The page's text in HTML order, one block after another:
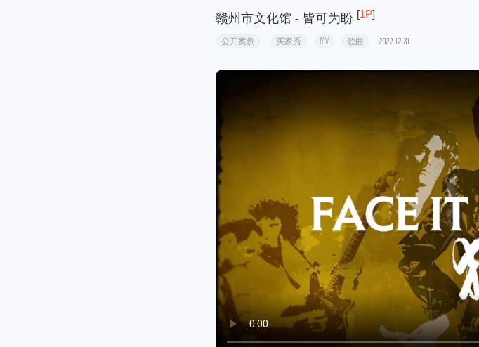
赣州市文化馆 - 皆可为盼 [1P]
公开案例 买家秀 MV 歌曲 2022.12.31